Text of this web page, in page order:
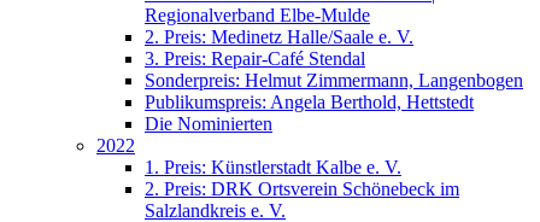
Regionalverband Elbe-Mulde
2. Preis: Medinetz Halle/Saale e. V.
3. Preis: Repair-Café Stendal
Sonderpreis: Helmut Zimmermann, Langenbogen
Publikumspreis: Angela Berthold, Hettstedt
Die Nominierten
2022
1. Preis: Künstlerstadt Kalbe e. V.
2. Preis: DRK Ortsverein Schönebeck im
Salzlandkreis e. V.